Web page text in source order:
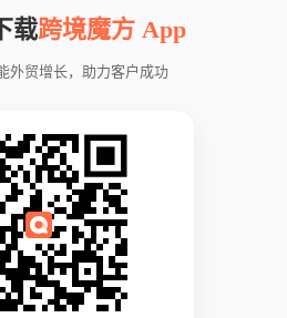
载跨境魔方 App
外贸增长，助力客户成功